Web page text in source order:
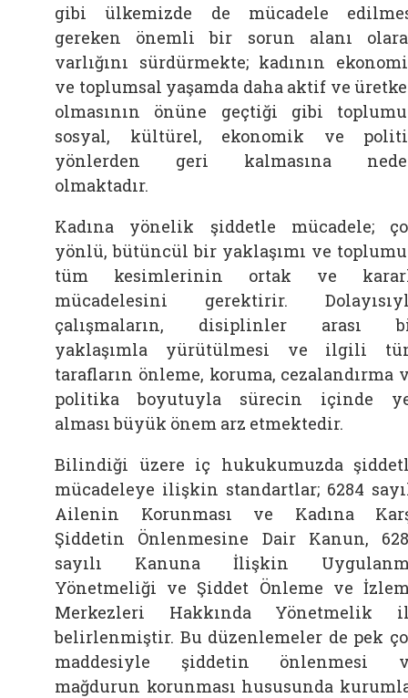
gibi ülkemizde de mücadele
gereken önemli bir sorun alanı
varlığını sürdürmekte; kadının
ve toplumsal yaşamda daha aktif ve
olmasının önüne geçtiği gibi
sosyal, kültürel, ekonomik ve
yönlerden geri kalmasına
olmaktadır.
Kadına yönelik şiddetle mücadele;
yönlü, bütüncül bir yaklaşımı ve
tüm kesimlerinin ortak ve
mücadelesini gerektirir.
çalışmaların, disiplinler arası
yaklaşımla yürütülmesi ve ilgili
tarafların önleme, koruma, cezalandırma
politika boyutuyla sürecin içinde
alması büyük önem arz etmektedir.
Bilindiği üzere iç hukukumuzda
mücadeleye ilişkin standartlar; 6284
Ailenin Korunması ve Kadına
Şiddetin Önlenmesine Dair Kanun,
sayılı Kanuna İlişkin
Yönetmeliği ve Şiddet Önleme ve
Merkezleri Hakkında Yönetmelik
belirlenmiştir. Bu düzenlemeler de pek
maddesiyle şiddetin önlenmesi
mağdurun korunması hususunda